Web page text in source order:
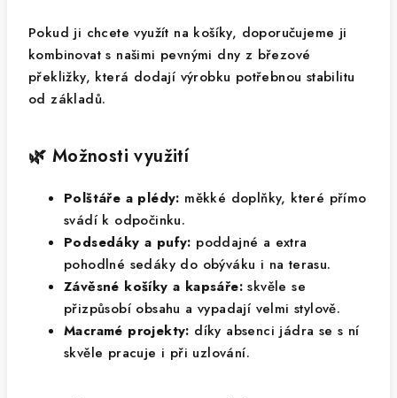
Pokud ji chcete využít na košíky, doporučujeme ji
kombinovat s našimi pevnými dny z březové
překližky, která dodají výrobku potřebnou stabilitu
od základů.
🌿 Možnosti využití
Polštáře a plédy: měkké doplňky, které přímo
svádí k odpočinku.
Podsedáky a pufy: poddajné a extra
pohodlné sedáky do obýváku i na terasu.
Závěsné košíky a kapsáře: skvěle se
přizpůsobí obsahu a vypadají velmi stylově.
Macramé projekty: díky absenci jádra se s ní
skvěle pracuje i při uzlování.